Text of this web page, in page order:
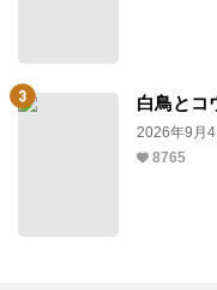
白鳥とコ
2026年9月4
8765